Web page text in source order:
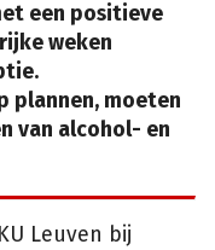
een positieve
weken
plannen, moeten
van alcohol- en
Leuven bij